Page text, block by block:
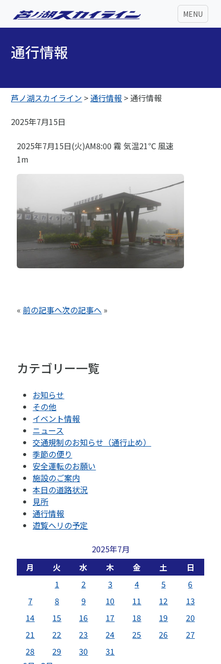
MENU
通行情報
芦ノ湖スカイライン >通行情報 >通行情報
2025年7月15日
2025年7月15日(火)AM8:00 霧 気温21℃ 風速
1m
«前の記事へ次の記事へ »
カテゴリー一覧
お知らせ
その他
イベント情報
ニュース
交通規制のお知らせ（通行止め）
季節の便り
安全運転のお願い
施設のご案内
本日の道路状況
見所
通行情報
遊覧ヘリの予定
2025年7月
月
火 水 木 金 土
日
1
2 3 4 5
6
7
8 9 10 11 12
13
14
15 16 17 18 19
20
21
22 23 24 25 26
27
28
29 30
31